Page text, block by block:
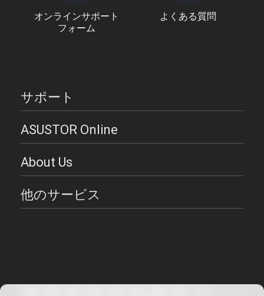
オンラインサポート
フォーム
よくある質問
サポート
ASUSTOR Online
About Us
他のサービス